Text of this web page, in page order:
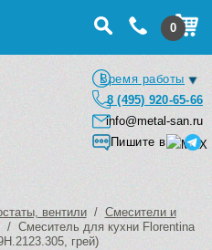
0
Время работы
8 (495) 920-65-66
info@metal-san.ru
Пишите в
вентили/ Смесители и
/ Смеситель для кухни Florentina
грей)